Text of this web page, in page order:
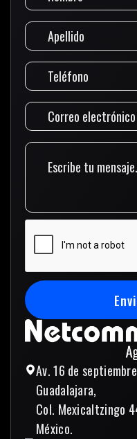
Av. 16 de
Guadalajara,
Col. Mexicaltzingo
México.